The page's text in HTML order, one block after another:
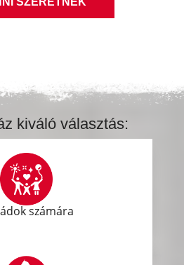
kiváló választás:
számára